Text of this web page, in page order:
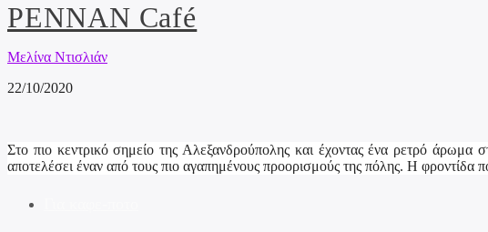
PENNAN Café
Μελίνα Ντισλιάν
22/10/2020
Στο πιο κεντρικό σημείο της Αλεξανδρούπολης και έχοντας ένα ρετρό άρωμα
αποτελέσει έναν από τους πιο αγαπημένους προορισμούς της πόλης. Η φροντίδα